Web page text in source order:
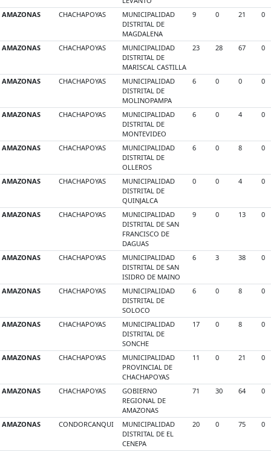
AMAZONAS CHACHAPOYAS
MUNICIPALIDAD
DISTRITAL DE
MAGDALENA
9 0 21 0
AMAZONAS CHACHAPOYAS
MUNICIPALIDAD
DISTRITAL DE
MARISCAL CASTILLA
23 28 67 0
AMAZONAS CHACHAPOYAS
MUNICIPALIDAD
DISTRITAL DE
MOLINOPAMPA
6 0 0 0
AMAZONAS CHACHAPOYAS
MUNICIPALIDAD
DISTRITAL DE
MONTEVIDEO
6 0 4 0
AMAZONAS CHACHAPOYAS
MUNICIPALIDAD
DISTRITAL DE
OLLEROS
6 0 8 0
AMAZONAS CHACHAPOYAS
MUNICIPALIDAD
DISTRITAL DE
QUINJALCA
0 0 4 0
AMAZONAS CHACHAPOYAS
MUNICIPALIDAD
DISTRITAL DE SAN
FRANCISCO DE
DAGUAS
9 0 13 0
AMAZONAS CHACHAPOYAS
MUNICIPALIDAD
DISTRITAL DE SAN
ISIDRO DE MAINO
6 3 38 0
AMAZONAS CHACHAPOYAS
MUNICIPALIDAD
DISTRITAL DE
SOLOCO
6 0 8 0
AMAZONAS CHACHAPOYAS
MUNICIPALIDAD
DISTRITAL DE
SONCHE
17 0 8 0
AMAZONAS CHACHAPOYAS
MUNICIPALIDAD
PROVINCIAL DE
CHACHAPOYAS
11 0 21 0
AMAZONAS CHACHAPOYAS
GOBIERNO
REGIONAL DE
AMAZONAS
71 30 64 0
AMAZONAS CONDORCANQUI
MUNICIPALIDAD
DISTRITAL DE EL
CENEPA
20 0 75 0